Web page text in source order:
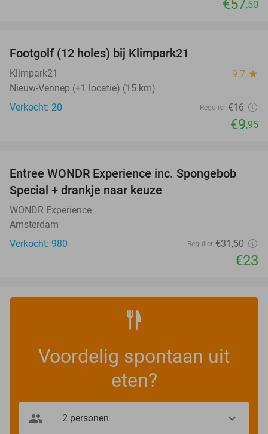
€57,50
NEW
TODAY
Footgolf (12 holes) bij Klimpark21
Klimpark21 9.7 star
Nieuw-Vennep (+1 locatie) (15 km)
Verkocht: 20
Regulier €16
€9,95
27%
Entree WONDR Experience inc. Spongebob
Special + drankje naar keuze
WONDR Experience
Amsterdam
Verkocht: 980
Regulier €31,50
€23
Voordelig spontaan uit
eten?